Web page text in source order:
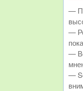
—
—
—
—